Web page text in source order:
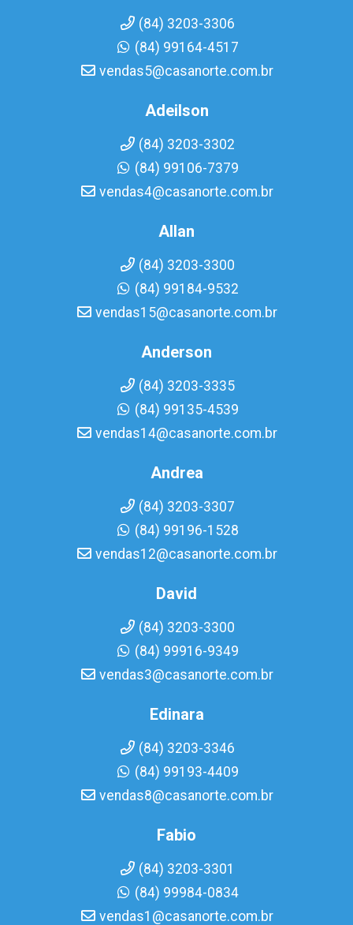
(84) 3203-3306
(84) 99164-4517
vendas5@casanorte.com.br
Adeilson
(84) 3203-3302
(84) 99106-7379
vendas4@casanorte.com.br
Allan
(84) 3203-3300
(84) 99184-9532
vendas15@casanorte.com.br
Anderson
(84) 3203-3335
(84) 99135-4539
vendas14@casanorte.com.br
Andrea
(84) 3203-3307
(84) 99196-1528
vendas12@casanorte.com.br
David
(84) 3203-3300
(84) 99916-9349
vendas3@casanorte.com.br
Edinara
(84) 3203-3346
(84) 99193-4409
vendas8@casanorte.com.br
Fabio
(84) 3203-3301
(84) 99984-0834
vendas1@casanorte.com.br